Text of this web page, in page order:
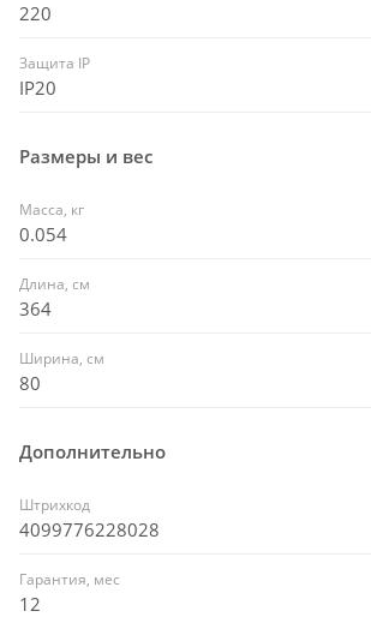
220
Защита IP
IP20
Размеры и вес
Масса, кг
0.054
Длина, см
364
Ширина, см
80
Дополнительно
Штрихкод
4099776228028
Гарантия, мес
12